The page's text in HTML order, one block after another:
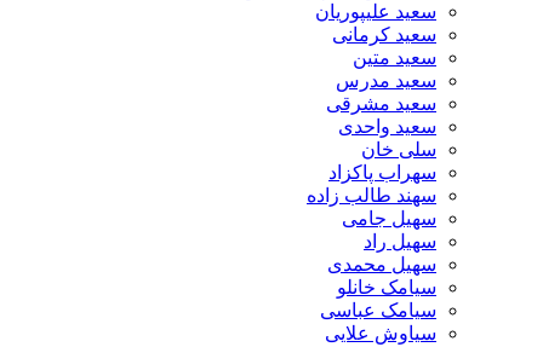
سعید علیپوریان
سعید کرمانی
سعید متین
سعید مدرس
سعید مشرقی
سعید واحدی
سلی خان
سهراب پاکزاد
سهند طالب زاده
سهیل جامی
سهیل راد
سهیل محمدی
سیامک خانلو
سیامک عباسی
سیاوش علایی